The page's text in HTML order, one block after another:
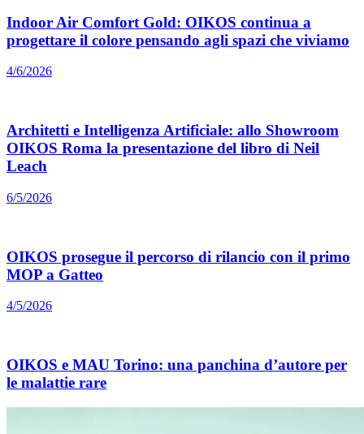
Indoor Air Comfort Gold: OIKOS continua a
progettare il colore pensando agli spazi che viviamo
4/6/2026
Architetti e Intelligenza Artificiale: allo Showroom
OIKOS Roma la presentazione del libro di Neil
Leach
6/5/2026
OIKOS prosegue il percorso di rilancio con il primo
MOP a Gatteo
4/5/2026
OIKOS e MAU Torino: una panchina d’autore per
le malattie rare